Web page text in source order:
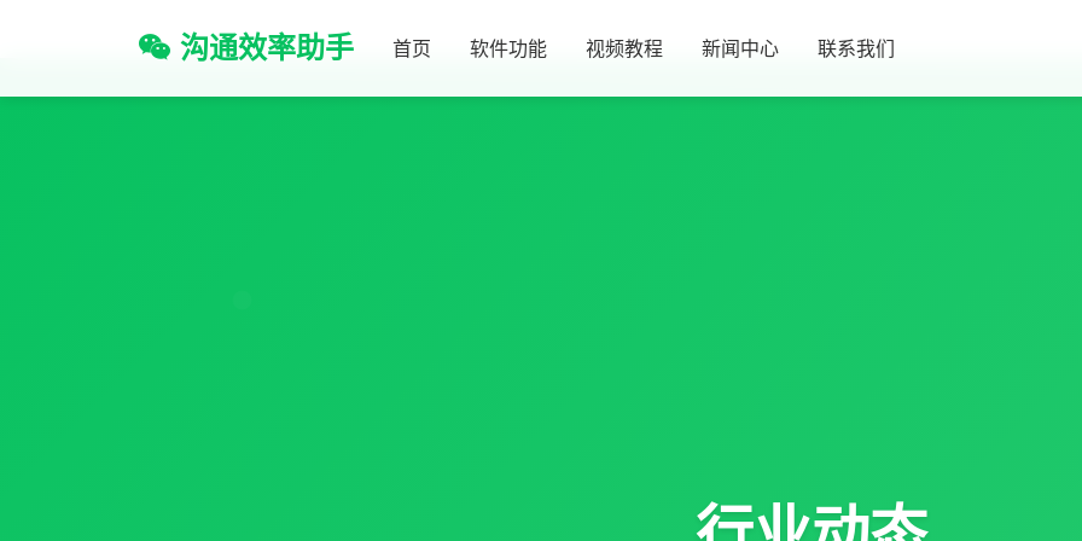
沟通效率助手 首页 软件功能 视频教程 新闻中心 联系我们